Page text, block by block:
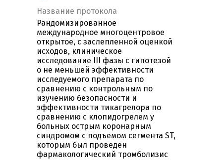
Название протокола
Рандомизированное
международное многоцентровое
открытое, с заслепленной оценкой
исходов, клиническое
исследование III фазы с гипотезой
о не меньшей эффективности
исследуемого препарата по
сравнению с контрольным по
изучению безопасности и
эффективности тикагрелора по
сравнению с клопидогрелем у
больных острым коронарным
синдромом с подъемом сегмента ST,
которым был проведен
фармакологический тромболизис